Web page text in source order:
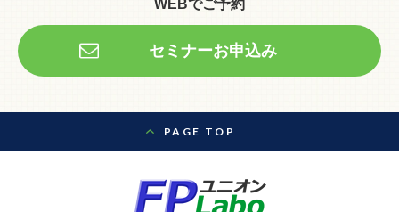
WEBでご予約
セミナーお申込み
PAGE TOP